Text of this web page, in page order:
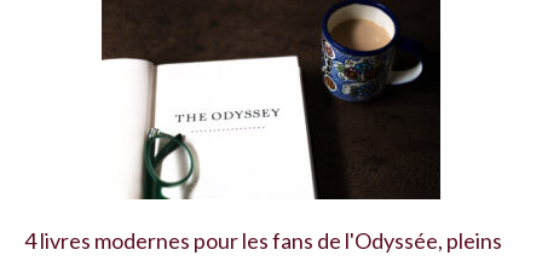
4 livres modernes pour les fans de l'Odyssée, pleins